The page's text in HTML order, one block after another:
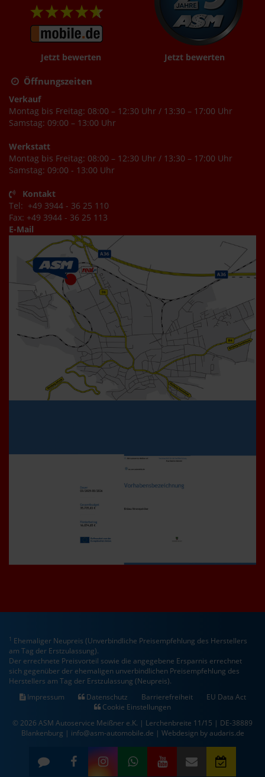
Jetzt bewerten Jetzt bewerten
Öffnungszeiten
Verkauf
Montag bis Freitag: 08:00 – 12:30 Uhr / 13:30 – 17:00 Uhr
Samstag: 09:00 – 13:00 Uhr
Werkstatt
Montag bis Freitag: 08:00 – 12:30 Uhr / 13:30 – 17:00 Uhr
Samstag: 09:00 - 13:00 Uhr
Kontakt
Tel: +49 3944 - 36 25 110
Fax: +49 3944 - 36 25 113
E-Mail
1 Ehemaliger Neupreis (Unverbindliche Preisempfehlung des Herstellers
am Tag der Erstzulassung).
Der errechnete Preisvorteil sowie die angegebene Ersparnis errechnet
sich gegenüber der ehemaligen unverbindlichen Preisempfehlung des
Herstellers am Tag der Erstzulassung (Neupreis).
Impressum
Datenschutz Barrierefreiheit
EU Data Act
Cookie Einstellungen
© 2026 ASM Autoservice Meißner e.K. | Lerchenbreite 11/15 | DE-38889
Blankenburg | info@asm-automobile.de | Webdesign by audaris.de